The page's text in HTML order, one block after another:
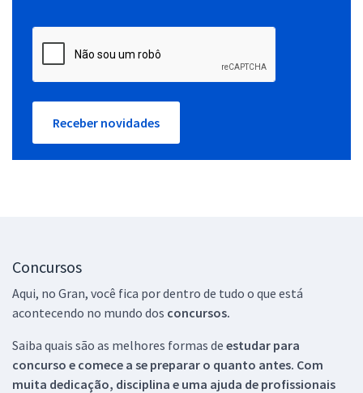
Receber novidades
Concursos
Aqui, no Gran, você fica por dentro de tudo o que está
acontecendo no mundo dos concursos.
Saiba quais são as melhores formas de estudar para
concurso e comece a se preparar o quanto antes. Com
muita dedicação, disciplina e uma ajuda de profissionais